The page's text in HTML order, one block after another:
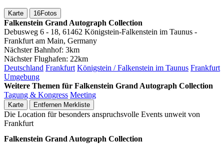
Karte 16Fotos
Falkenstein Grand Autograph Collection
Debusweg 6 - 18, 61462 Königstein-Falkenstein im Taunus -
Frankfurt am Main, Germany
Nächster Bahnhof: 3km
Nächster Flughafen: 22km
Deutschland Frankfurt Königstein / Falkenstein im Taunus Frankfurt
Umgebung
Weitere Themen für Falkenstein Grand Autograph Collection
Tagung & Kongress Meeting
Karte Entfernen Merkliste
Die Location für besonders anspruchsvolle Events unweit von
Frankfurt
Falkenstein Grand Autograph Collection